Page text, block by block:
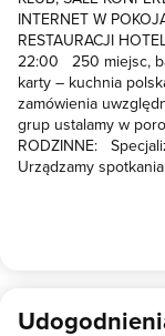
INTERNET W
RESTAURACJI
22:00 250 miejsc,
karty – kuchnia
zamówienia
grup ustalamy w
RODZINNE:
Urządzamy
Klientów;
do serwowania